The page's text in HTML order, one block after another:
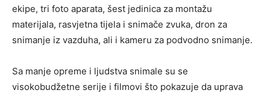
ekipe, tri foto aparata, šest jedinica za montažu
materijala, rasvjetna tijela i snimače zvuka, dron za
snimanje iz vazduha, ali i kameru za podvodno snimanje.
Sa manje opreme i ljudstva snimale su se
visokobudžetne serije i filmovi što pokazuje da uprava